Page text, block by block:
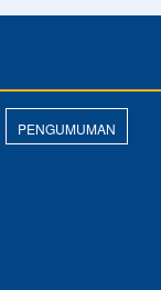
PENGUMUMAN